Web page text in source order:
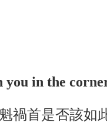
you in the
禍首是否該如